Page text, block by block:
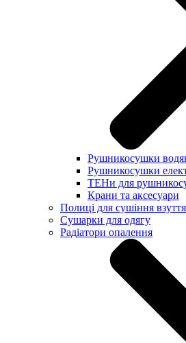
Рушникосушки
Рушникосушки
ТЕНи для
Крани та аксесуари
Полиці для сушіння взуття
Сушарки для одягу
Радіатори опалення